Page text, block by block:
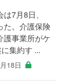
7月8日、
た。介護保険
護事業所がケ
集約す ...
18日